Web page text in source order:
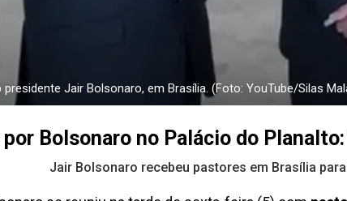
Jair Bolsonaro, em Brasília. (Foto: YouTube/Silas
Bolsonaro no Palácio do
Jair Bolsonaro recebeu pastores em Brasília